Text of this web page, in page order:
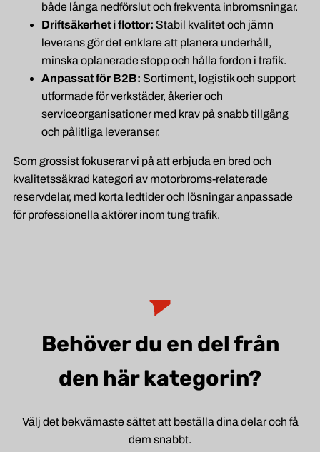
både långa nedförslut och frekventa inbromsningar.
Driftsäkerhet i flottor: Stabil kvalitet och jämn
leverans gör det enklare att planera underhåll,
minska oplanerade stopp och hålla fordon i trafik.
Anpassat för B2B: Sortiment, logistik och support
utformade för verkstäder, åkerier och
serviceorganisationer med krav på snabb tillgång
och pålitliga leveranser.
Som grossist fokuserar vi på att erbjuda en bred och
kvalitetssäkrad kategori av motorbroms-relaterade
reservdelar, med korta ledtider och lösningar anpassade
för professionella aktörer inom tung trafik.
Behöver du en del från
den här kategorin?
Välj det bekvämaste sättet att beställa dina delar och få
dem snabbt.